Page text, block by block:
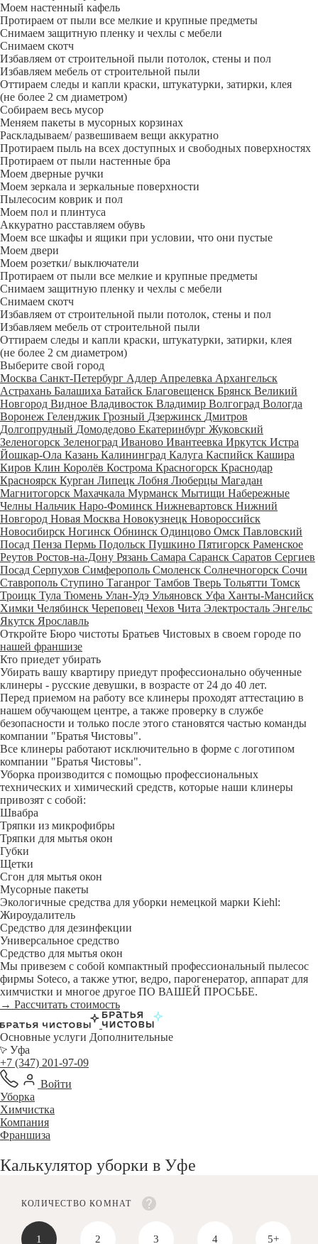
Моем настенный кафель
Протираем от пыли все мелкие и крупные предметы
Снимаем защитную пленку и чехлы с мебели
Снимаем скотч
Избавляем от строительной пыли потолок, стены и пол
Избавляем мебель от строительной пыли
Оттираем следы и капли краски, штукатурки, затирки, клея
(не более 2 см диаметром)
Собираем весь мусор
Меняем пакеты в мусорных корзинах
Раскладываем/ развешиваем вещи аккуратно
Протираем пыль на всех доступных и свободных поверхностях
Протираем от пыли настенные бра
Моем дверные ручки
Моем зеркала и зеркальные поверхности
Пылесосим коврик и пол
Моем пол и плинтуса
Аккуратно расставляем обувь
Моем все шкафы и ящики при условии, что они пустые
Моем двери
Моем розетки/ выключатели
Протираем от пыли все мелкие и крупные предметы
Снимаем защитную пленку и чехлы с мебели
Снимаем скотч
Избавляем от строительной пыли потолок, стены и пол
Избавляем мебель от строительной пыли
Оттираем следы и капли краски, штукатурки, затирки, клея
(не более 2 см диаметром)
Выберите свой город
Москва Санкт-Петербург Адлер Апрелевка Архангельск
Астрахань Балашиха Батайск Благовещенск Брянск Великий
Новгород Видное Владивосток Владимир Волгоград Вологда
Воронеж Геленджик Грозный Дзержинск Дмитров
Долгопрудный Домодедово Екатеринбург Жуковский
Зеленогорск Зеленоград Иваново Ивантеевка Иркутск Истра
Йошкар-Ола Казань Калининград Калуга Каспийск Кашира
Киров Клин Королёв Кострома Красногорск Краснодар
Красноярск Курган Липецк Лобня Люберцы Магадан
Магнитогорск Махачкала Мурманск Мытищи Набережные
Челны Нальчик Наро-Фоминск Нижневартовск Нижний
Новгород Новая Москва Новокузнецк Новороссийск
Новосибирск Ногинск Обнинск Одинцово Омск Павловский
Посад Пенза Пермь Подольск Пушкино Пятигорск Раменское
Реутов Ростов-на-Дону Рязань Самара Саранск Саратов Сергиев
Посад Серпухов Симферополь Смоленск Солнечногорск Сочи
Ставрополь Ступино Таганрог Тамбов Тверь Тольятти Томск
Троицк Тула Тюмень Улан-Удэ Ульяновск Уфа Ханты-Мансийск
Химки Челябинск Череповец Чехов Чита Электросталь Энгельс
Якутск Ярославль
Откройте Бюро чистоты Братьев Чистовых в своем городе по
нашей франшизе
Кто приедет убирать
Убирать вашу квартиру приедут профессионально обученные
клинеры - русские девушки, в возрасте от 24 до 40 лет.
Перед приемом на работу все клинеры проходят аттестацию в
нашем обучающем центре, а также проверку в службе
безопасности и только после этого становятся частью команды
компании "Братья Чистовы".
Все клинеры работают исключительно в форме с логотипом
компании "Братья Чистовы".
Уборка производится с помощью профессиональных
технических и химический средств, которые наши клинеры
привозят с собой:
Швабра
Тряпки из микрофибры
Тряпки для мытья окон
Губки
Щетки
Сгон для мытья окон
Мусорные пакеты
Экологичные средства для уборки немецкой марки Kiehl:
Жироудалитель
Средство для дезинфекции
Универсальное средство
Средство для мытья окон
Мы привезем с собой компактный профессиональный пылесос
фирмы Soteco, а также утюг, ведро, парогенератор, аппарат для
химчистки и многое другое ПО ВАШЕЙ ПРОСЬБЕ.
→ Рассчитать стоимость
Основные услуги Дополнительные
Уфа
+7 (347) 201-97-09
Войти
Уборка
Химчистка
Компания
Франшиза
Калькулятор уборки в Уфе
КОЛИЧЕСТВО КОМНАТ
1 2 3 4 5+